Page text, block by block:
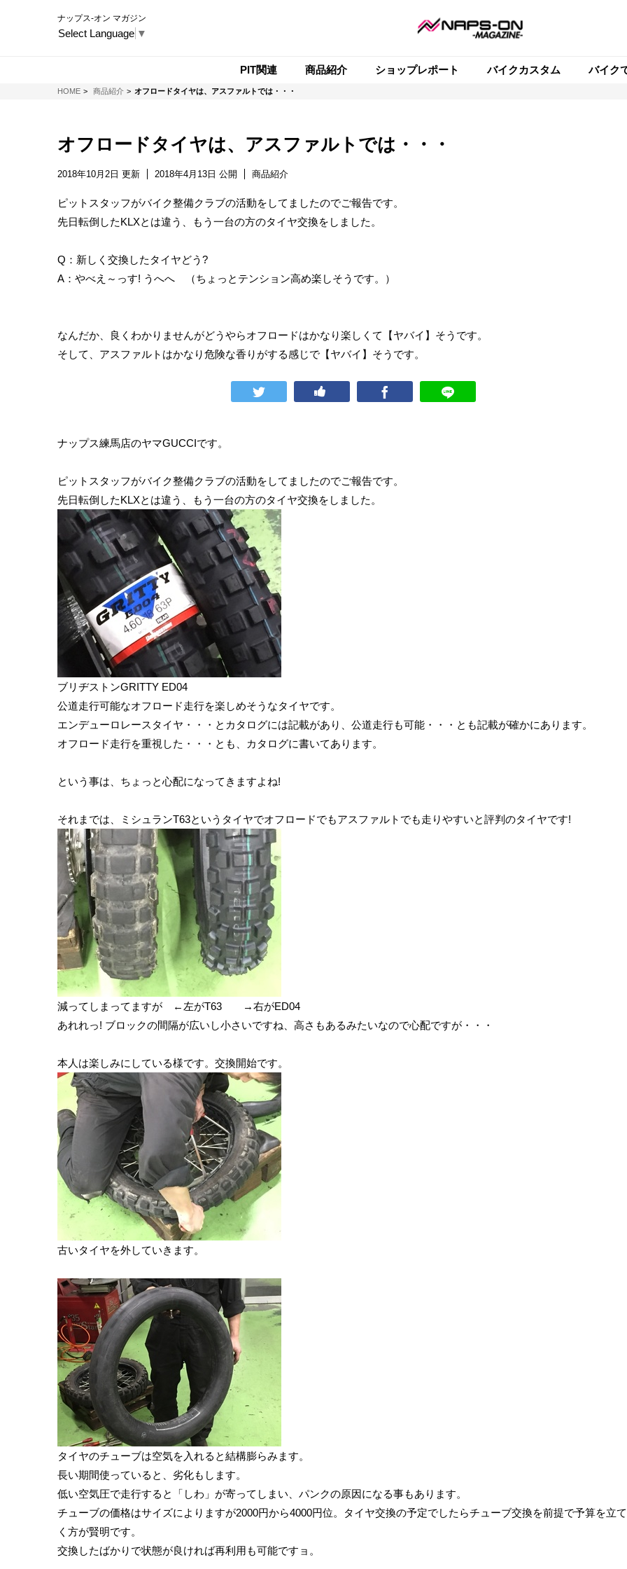
ナップス-オン マガジン
Select Language ▼
PIT関連 商品紹介 ショップレポート バイクカスタム バイク
HOMENAPS-ON マガジン
商品紹介 オフロードタイヤは、アスファルトでは・・・
オフロードタイヤは、アスファルトでは・・・
2018年10月2日 更新 2018年4月13日 公開 商品紹介
ピットスタッフがバイク整備クラブの活動をしてましたのでご報告です。
先日転倒したKLXとは違う、もう一台の方のタイヤ交換をしました。
Q：新しく交換したタイヤどう?
A：やべえ～っす! うへへ （ちょっとテンション高め楽しそうです。）
なんだか、良くわかりませんがどうやらオフロードはかなり楽しくて【ヤバイ】そうです。
そして、アスファルトはかなり危険な香りがする感じで【ヤバイ】そうです。
ナップス練馬店のヤマGUCCIです。
ピットスタッフがバイク整備クラブの活動をしてましたのでご報告です。
先日転倒したKLXとは違う、もう一台の方のタイヤ交換をしました。
ブリヂストンGRITTY ED04
公道走行可能なオフロード走行を楽しめそうなタイヤです。
エンデューロレースタイヤ・・・とカタログには記載があり、公道走行も可能・・・とも記載が確かにあります。
オフロード走行を重視した・・・とも、カタログに書いてあります。
という事は、ちょっと心配になってきますよね!
それまでは、ミシュランT63というタイヤでオフロードでもアスファルトでも走りやすいと評判のタイヤです!
減ってしまってますが ←左がT63 →右がED04
あれれっ! ブロックの間隔が広いし小さいですね、高さもあるみたいなので心配ですが・・・
本人は楽しみにしている様です。交換開始です。
古いタイヤを外していきます。
タイヤのチューブは空気を入れると結構膨らみます。
長い期間使っていると、劣化もします。
低い空気圧で走行すると「しわ」が寄ってしまい、パンクの原因になる事もあります。
チューブの価格はサイズによりますが2000円から4000円位。タイヤ交換の予定でしたらチューブ交換を前提で予算を立
く方が賢明です。
交換したばかりで状態が良ければ再利用も可能ですョ。